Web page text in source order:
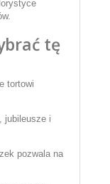
tę
tortowi
jubileusze i
pozwala na